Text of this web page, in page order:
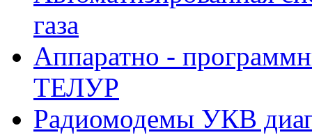
газа
Аппаратно -
ТЕЛУР
Радиомодемы УКВ